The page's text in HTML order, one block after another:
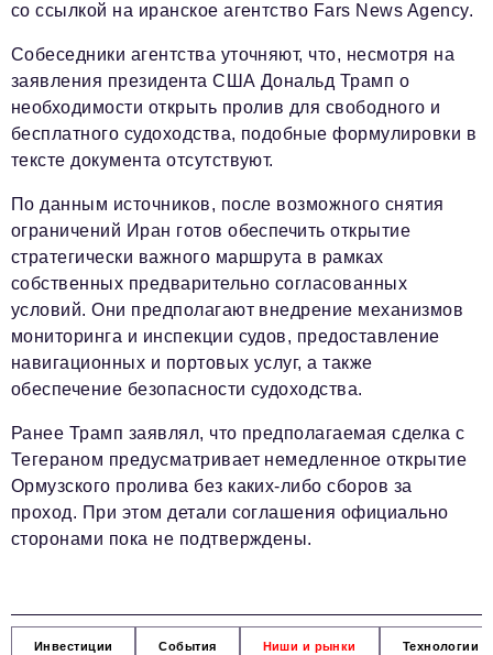
со ссылкой на иранское агентство Fars News Agency.
Собеседники агентства уточняют, что, несмотря на
заявления президента США Дональд Трамп о
необходимости открыть пролив для свободного и
бесплатного судоходства, подобные формулировки в
тексте документа отсутствуют.
По данным источников, после возможного снятия
ограничений Иран готов обеспечить открытие
стратегически важного маршрута в рамках
собственных предварительно согласованных
условий. Они предполагают внедрение механизмов
мониторинга и инспекции судов, предоставление
навигационных и портовых услуг, а также
обеспечение безопасности судоходства.
Ранее Трамп заявлял, что предполагаемая сделка с
Тегераном предусматривает немедленное открытие
Ормузского пролива без каких-либо сборов за
проход. При этом детали соглашения официально
сторонами пока не подтверждены.
Инвестиции События Ниши и рынки Технологии